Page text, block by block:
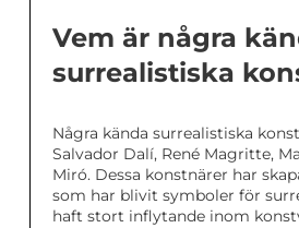
Vem är några
surrealistiska
Några kända surrealistiska
Salvador Dalí, René Magritte,
Miró. Dessa konstnärer har
som har blivit symboler för
haft stort inflytande inom